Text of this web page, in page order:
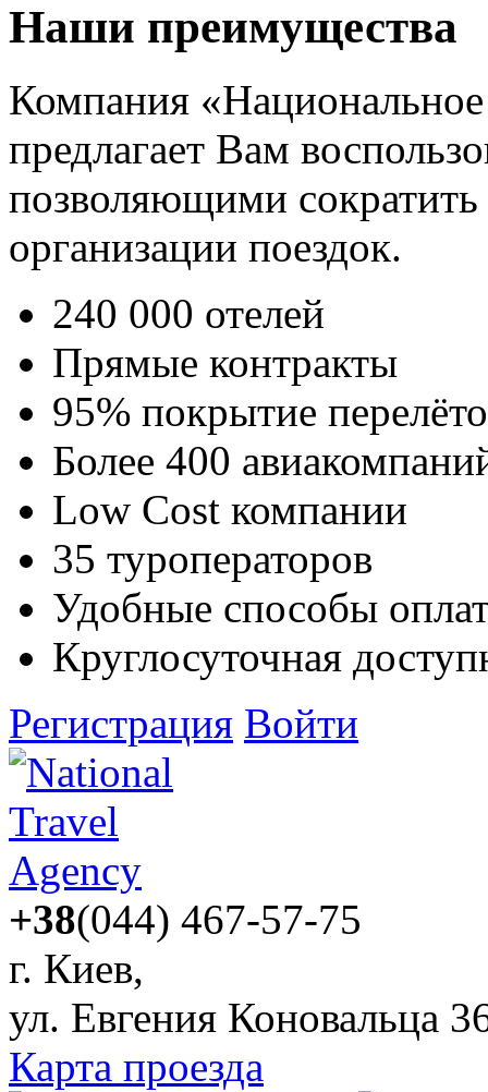
Наши преимущества
Компания
предлагает Вам
позволяющими
организации поездок.
240 000 отелей
Прямые контракты
95% покрытие
Более 400
Low Cost компании
35 туроператоров
Удобные способы
Круглосуточная
Регистрация Войти
+38(044) 467-57-75
г. Киев,
ул. Евгения Коновальца
Карта проезда